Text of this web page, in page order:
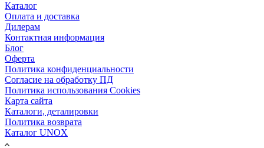
Каталог
Оплата и доставка
Дилерам
Контактная информация
Блог
Оферта
Политика конфиденциальности
Согласие на обработку ПД
Политика использования Cookies
Карта сайта
Каталоги, деталировки
Политика возврата
Каталог UNOX